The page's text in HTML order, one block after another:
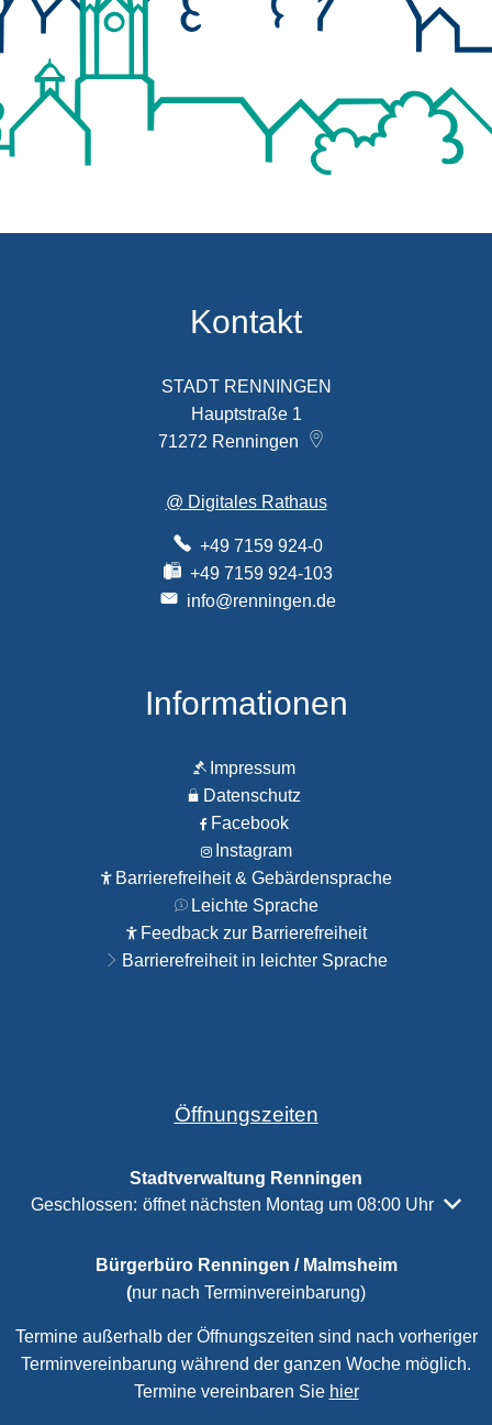
Kontakt
STADT RENNINGEN
Hauptstraße 1
71272 Renningen
@ Digitales Rathaus
+49 7159 924-0
+49 7159 924-103
info@renningen.de
Informationen
Impressum
Datenschutz
Facebook
Instagram
Barrierefreiheit & Gebärdensprache
Leichte Sprache
Feedback zur Barrierefreiheit
Barrierefreiheit in leichter Sprache
Öffnungszeiten
Stadtverwaltung Renningen
Klicken, um weitere Öffnungs- oder Schließzeiten
Geschlossen: öffnet nächsten Montag um 08:00 Uhr
Bürgerbüro Renningen / Malmsheim
(nur nach Terminvereinbarung)
Termine außerhalb der Öffnungszeiten sind nach vorheriger
Terminvereinbarung während der ganzen Woche möglich.
Termine vereinbaren Sie hier